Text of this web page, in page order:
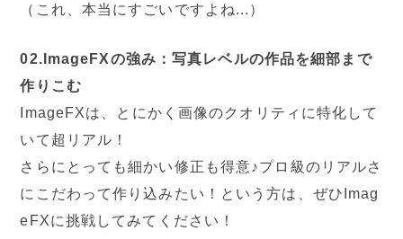
（これ、本当にすごいですよね...）
02.ImageFXの強み：写真レベルの作品を細部まで
作りこむ
ImageFXは、とにかく画像のクオリティに特化して
いて超リアル！
さらにとっても細かい修正も得意♪プロ級のリアルさ
にこだわって作り込みたい！という方は、ぜひImag
eFXに挑戦してみてください！